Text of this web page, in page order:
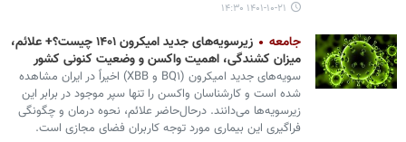
۱۴۰۱-۱۰-۲۱ ۱۴:۳۰
جامعه
زیرسویه‌های جدید امیکرون ۱۴۰۱ چیست؟+ علائم،
میزان کشندگی، اهمیت واکسن و وضعیت کنونی کشور
سویه‌های جدید امیکرون (BQ۱ و XBB) اخیراً در ایران مشاهده
شده است و کارشناسان واکسن را تنها سپر موجود در برابر این
زیرسویه‌ها می‌دانند. درحال‌حاضر علائم، نحوه درمان و چگونگی
فراگیری این بیماری مورد توجه کاربران فضای مجازی است.